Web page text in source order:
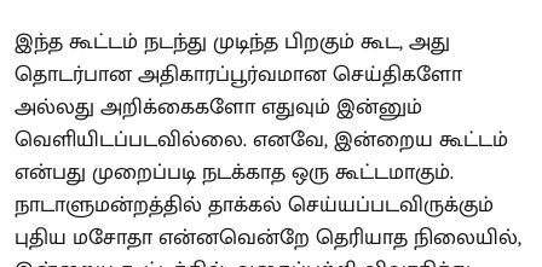
இந்த கூட்டம் நடந்து முடிந்த பிறகும் கூட, அது
தொடர்பான அதிகாரப்பூர்வமான செய்திகளோ
அல்லது அறிக்கைகளோ எதுவும் இன்னும்
வெளியிடப்படவில்லை. எனவே, இன்றைய கூட்டம்
என்பது முறைப்படி நடக்காத ஒரு கூட்டமாகும்.
நாடாளுமன்றத்தில் தாக்கல் செய்யப்படவிருக்கும்
புதிய மசோதா என்னவென்றே தெரியாத நிலையில்,